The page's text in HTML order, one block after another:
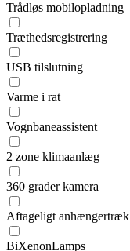
Trådløs mobilopladning
Træthedsregistrering
USB tilslutning
Varme i rat
Vognbaneassistent
2 zone klimaanlæg
360 grader kamera
Aftageligt anhængertræk
BiXenonLamps